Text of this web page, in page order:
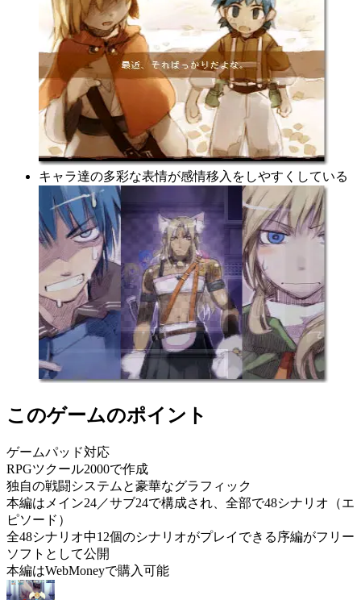
キャラ達の多彩な表情が感情移入をしやすくしている
このゲームのポイント
ゲームパッド対応
RPGツクール2000で作成
独自の戦闘システムと豪華なグラフィック
本編はメイン24／サブ24で構成され、全部で48シナリオ（エ
ピソード）
全48シナリオ中12個のシナリオがプレイできる序編がフリー
ソフトとして公開
本編はWebMoneyで購入可能